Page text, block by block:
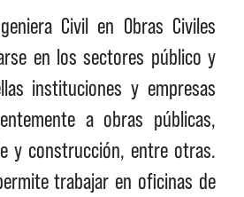
Civil en Obras Civiles
en los sectores público y
instituciones y empresas
a obras públicas,
y construcción, entre otras.
trabajar en oficinas de